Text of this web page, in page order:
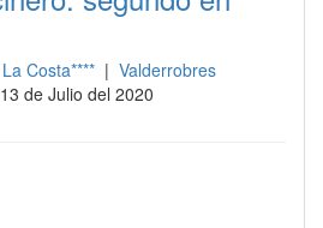
Costa**** | Valderrobres
de Julio del 2020